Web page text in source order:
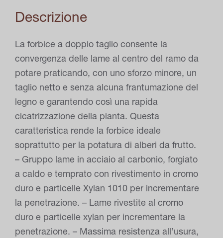
Descrizione
La forbice a doppio taglio consente la
convergenza delle lame al centro del ramo da
potare praticando, con uno sforzo minore, un
taglio netto e senza alcuna frantumazione del
legno e garantendo così una rapida
cicatrizzazione della pianta. Questa
caratteristica rende la forbice ideale
soprattutto per la potatura di alberi da frutto.
– Gruppo lame in acciaio al carbonio, forgiato
a caldo e temprato con rivestimento in cromo
duro e particelle Xylan 1010 per incrementare
la penetrazione. – Lame rivestite al cromo
duro e particelle xylan per incrementare la
penetrazione. – Massima resistenza all’usura,